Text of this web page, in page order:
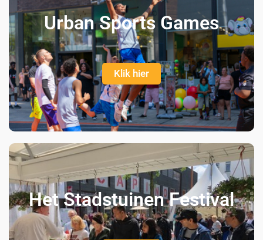
Urban Sports Games
Klik hier
Het Stadstuinen Festival